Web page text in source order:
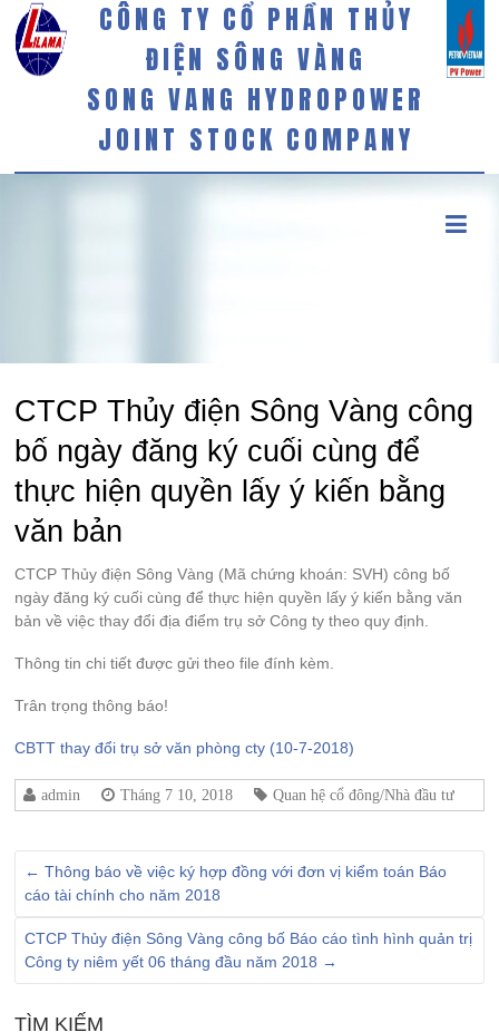
CÔNG TY CỔ PHẦN THỦY
ĐIỆN SÔNG VÀNG
SONG VANG HYDROPOWER
JOINT STOCK COMPANY
CTCP Thủy điện Sông Vàng công
bố ngày đăng ký cuối cùng để
thực hiện quyền lấy ý kiến bằng
văn bản
CTCP Thủy điện Sông Vàng (Mã chứng khoán: SVH) công bố
ngày đăng ký cuối cùng để thực hiện quyền lấy ý kiến bằng văn
bản về việc thay đổi địa điểm trụ sở Công ty theo quy định.
Thông tin chi tiết được gửi theo file đính kèm.
Trân trọng thông báo!
CBTT thay đổi trụ sở văn phòng cty (10-7-2018)
admin Tháng 7 10, 2018 Quan hệ cổ đông/Nhà đầu tư
← Thông báo về việc ký hợp đồng với đơn vị kiểm toán Báo
cáo tài chính cho năm 2018
CTCP Thủy điện Sông Vàng công bố Báo cáo tình hình quản trị
Công ty niêm yết 06 tháng đầu năm 2018 →
TÌM KIẾM